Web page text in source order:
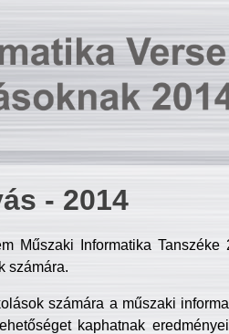
- 2014
Műszaki Informatika
számára.
számára a műszaki
kaphatnak